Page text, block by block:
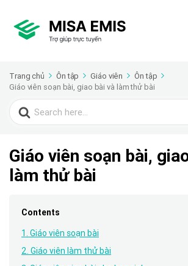
Trang chủ Ôn tập Giáo viên
Ôn tập
Giáo viên soạn bài, giao bài và làm thử bài
Search
for:
Giáo viên soạn bài,
làm thử bài
Contents
1. Giáo viên soạn bài
2. Giáo viên làm thử bài